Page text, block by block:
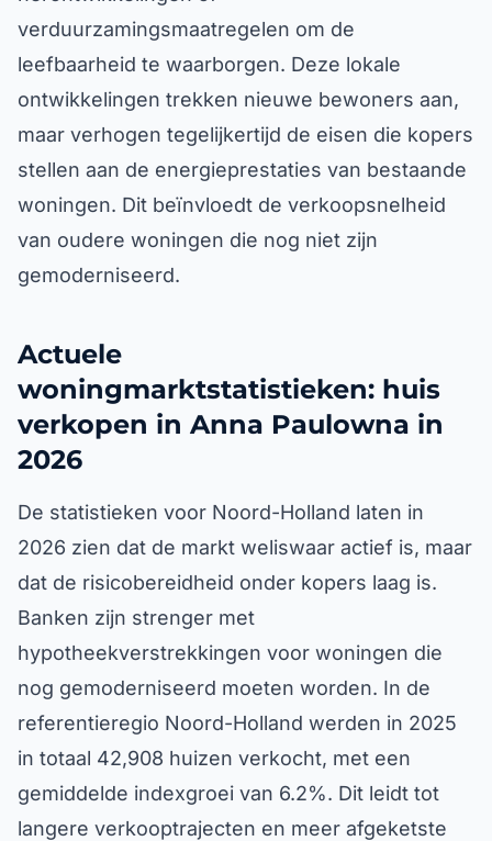
verduurzamingsmaatregelen om de
leefbaarheid te waarborgen. Deze lokale
ontwikkelingen trekken nieuwe bewoners aan,
maar verhogen tegelijkertijd de eisen die kopers
stellen aan de energieprestaties van bestaande
woningen. Dit beïnvloedt de verkoopsnelheid
van oudere woningen die nog niet zijn
gemoderniseerd.
Actuele
woningmarktstatistieken: huis
verkopen in Anna Paulowna in
2026
De statistieken voor Noord-Holland laten in
2026 zien dat de markt weliswaar actief is, maar
dat de risicobereidheid onder kopers laag is.
Banken zijn strenger met
hypotheekverstrekkingen voor woningen die
nog gemoderniseerd moeten worden. In de
referentieregio Noord-Holland werden in 2025
in totaal 42,908 huizen verkocht, met een
gemiddelde indexgroei van 6.2%. Dit leidt tot
langere verkooptrajecten en meer afgeketste